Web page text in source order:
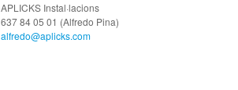
APLICKS Instal·lacions
637 84 05 01 (Alfredo Pina)
alfredo@aplicks.com